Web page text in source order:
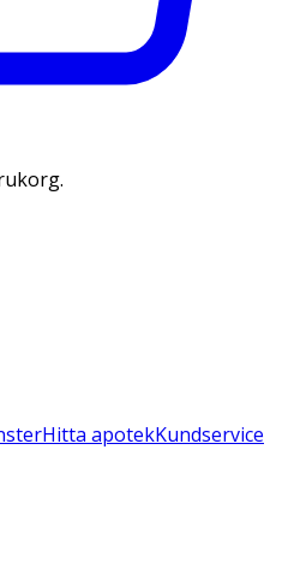
Hitta apotekKundservice